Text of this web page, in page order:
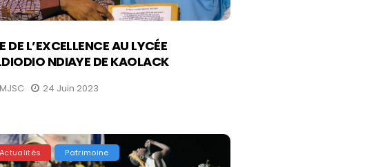
DE L’EXCELLENCE AU LYCÉE
NDIAYE DE KAOLACK
MJSC 24 Juin 2023
Actualités Patrimoine